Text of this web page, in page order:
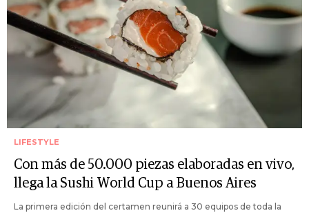
LIFESTYLE
Con más de 50.000 piezas elaboradas en vivo,
llega la Sushi World Cup a Buenos Aires
La primera edición del certamen reunirá a 30 equipos de toda la